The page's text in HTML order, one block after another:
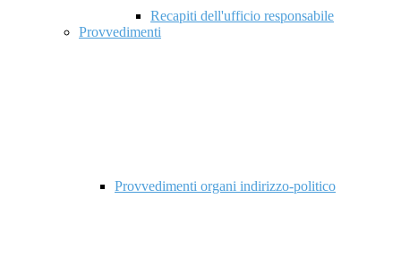
Recapiti dell'ufficio responsabile
Provvedimenti
Provvedimenti organi indirizzo-politico